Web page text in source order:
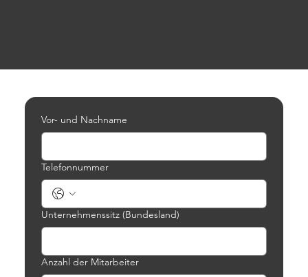
Vor- und Nachname
Telefonnummer
Unternehmenssitz (Bundesland)
Anzahl der Mitarbeiter